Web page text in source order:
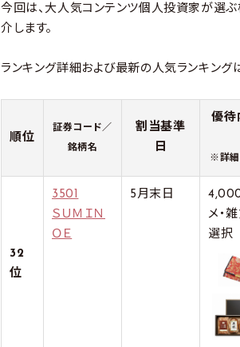
今回は、大人気コンテンツ個人投資家が選ぶ
介します。
ランキング詳細および最新の人気ランキング
順位
証券コード／
銘柄名
割当基準
日
優待
※詳細
32
位
3501
ＳＵＭＩＮ
ＯＥ
5月末日
メ・
選択